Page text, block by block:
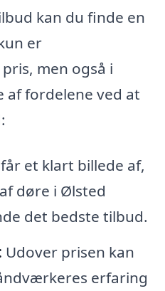
kan du finde en
er
men også i
af fordelene ved at
et klart billede af,
døre i Ølsted
det bedste tilbud.
Udover prisen kan
erfaring